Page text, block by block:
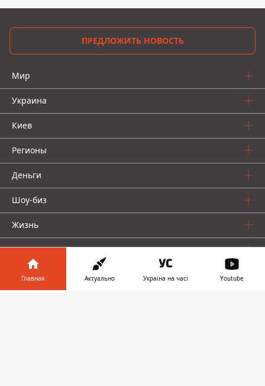
ПРЕДЛОЖИТЬ НОВОСТЬ
Мир
Украина
Киев
Регионы
Деньги
Шоу-биз
Жизнь
О нас
Главная Актуально Україна на часі Youtube